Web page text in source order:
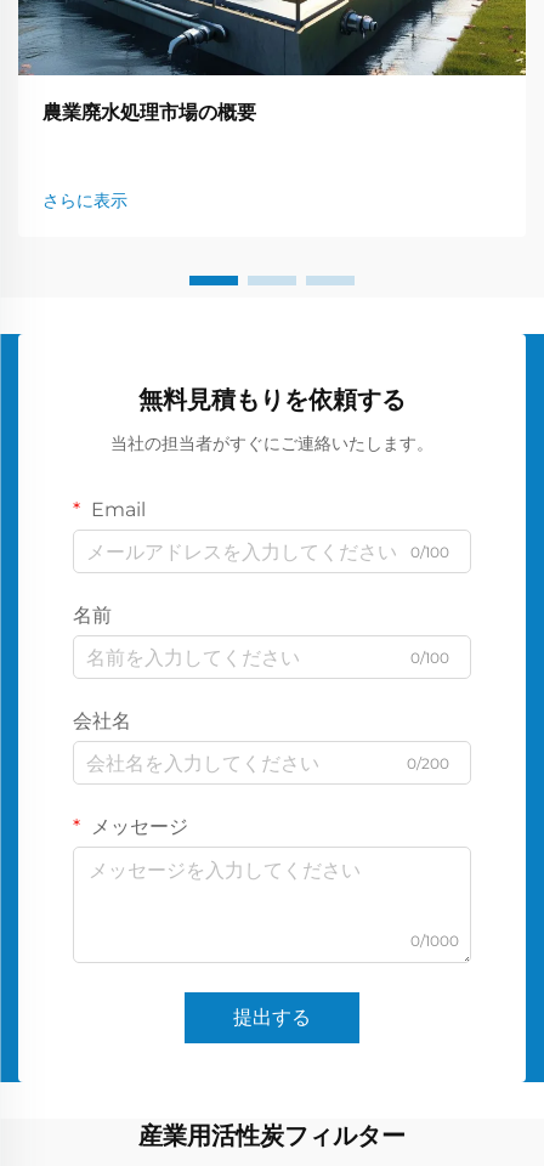
農業廃水処理市場の概要
さらに表示
無料見積もりを依頼する
当社の担当者がすぐにご連絡いたします。
Email
0/100
名前
0/100
会社名
0/200
メッセージ
0/1000
提出する
産業用活性炭フィルター